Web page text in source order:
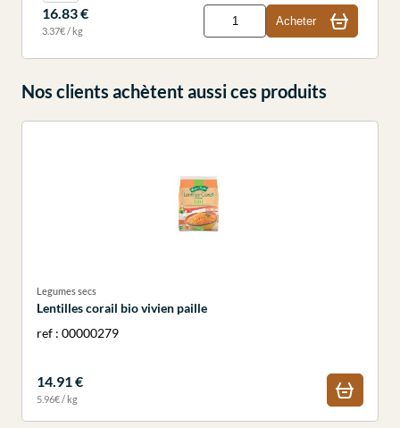
16.83 €
3.37€ / kg
Acheter
Nos clients achètent aussi ces produits
Legumes secs
Lentilles corail bio vivien paille
ref : 00000279
14.91 €
5.96€ / kg